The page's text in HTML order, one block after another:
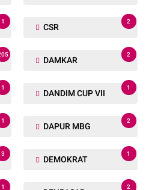
1
CSR
2
DAMKAR
2
1
DANDIM CUP VII
1
1
DAPUR MBG
2
3
DEMOKRAT
1
1 2